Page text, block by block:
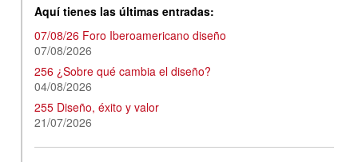
Aquí tienes las últimas entradas:
07/08/26 Foro Iberoamericano diseño
07/08/2026
256 ¿Sobre qué cambia el diseño?
04/08/2026
255 Diseño, éxito y valor
21/07/2026